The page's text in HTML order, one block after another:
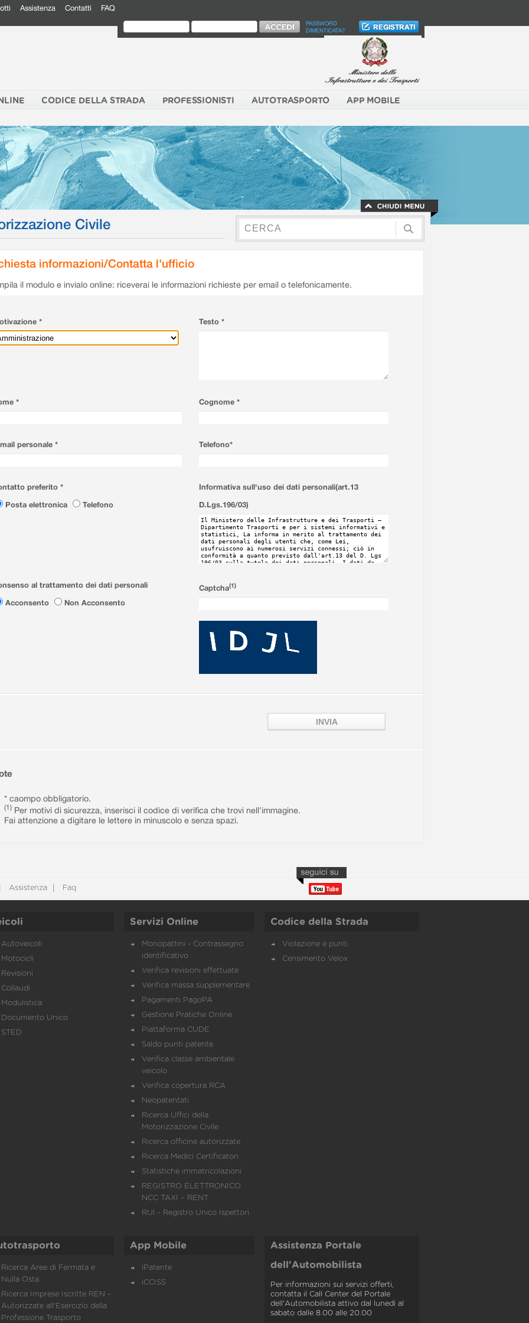
Assistenza Contatti FAQ
PASSWORD
DIMENTICATA?
CODICE DELLA STRADA PROFESSIONISTI AUTOTRASPORTO APP MOBILE
Civile
informazioni/Contatta l'ufficio
il modulo e invialo online: riceverai le informazioni richieste per email o telefonicamente.
* Testo *
* Cognome *
personale * Telefono*
preferito *
Posta elettronica
Telefono
Informativa sull'uso dei dati personali(art.13
D.Lgs.196/03)
al trattamento dei dati personali
Acconsento
Non Acconsento
Captcha(1)
* caompo obbligatorio.
(1) Per motivi di sicurezza, inserisci il codice di verifica che trovi nell'immagine.
Fai attenzione a digitare le lettere in minuscolo e senza spazi.
Assistenza Faq
Autoveicoli
Motocicli
Revisioni
Collaudi
Modulistica
Documento Unico
STED
Servizi Online
Monopattini - Contrassegno
identificativo
Verifica revisioni effettuate
Verifica massa supplementare
Pagamenti PagoPA
Gestione Pratiche Online
Piattaforma CUDE
Saldo punti patente
Verifica classe ambientale
veicolo
Verifica copertura RCA
Neopatentati
Ricerca Uffici della
Motorizzazione Civile
Ricerca officine autorizzate
Ricerca Medici Certificatori
Statistiche immatricolazioni
REGISTRO ELETTRONICO
NCC TAXI – RENT
RUI - Registro Unico Ispettori
Codice della Strada
Violazione e punti
Censimento Velox
Ricerca Aree di Fermata e
Nulla Osta
Ricerca Imprese Iscritte REN -
Autorizzate all'Esercizio della
Professione Trasporto
App Mobile
iPatente
iCCISS
Assistenza Portale
dell'Automobilista
Per informazioni sui servizi offerti,
contatta il Call Center del Portale
dell'Automobilista attivo dal lunedì al
sabato dalle 8.00 alle 20.00